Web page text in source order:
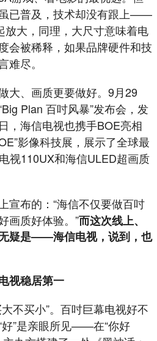
已普及，技术却没有跟上——
放大，同理，大尺寸意味着电
会被稀释，如果品牌硬件和技
难尽。
大、画质更要做好。9月29
Plan 百吋风暴”发布会，发
，海信电视也携手BOE亮相
影像科技展，展示了全球最
视110UX和海信ULED超画质
宣布的：“海信不仅要做百吋
画质好体验。”而这次线上、
疑是——海信电视，说到，也
视稳居第一
不买小”。百吋巨幕电视好不
”是亲眼所见——在“你好